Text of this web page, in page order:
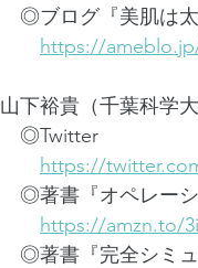
◎ブログ『美肌は太
https://
山下裕貴（千葉科学
◎Twitter
https://
◎著書『オペレーシ
https://amzn.to/
◎著書『完全シミュ